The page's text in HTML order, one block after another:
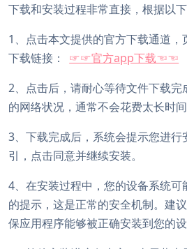
下载和安装过程非常直接，根据以下
1、点击本文提供的官方下载通道，
下载链接：
☞☞官方app下载☜☜
2、点击后，请耐心等待文件下载完
的网络状况，通常不会花费太长时间
3、下载完成后，系统会提示您进行
引，点击同意并继续安装。
4、在安装过程中，您的设备系统
的提示，这是正常的安全机制。建
保应用程序能够被正确安装到您的设